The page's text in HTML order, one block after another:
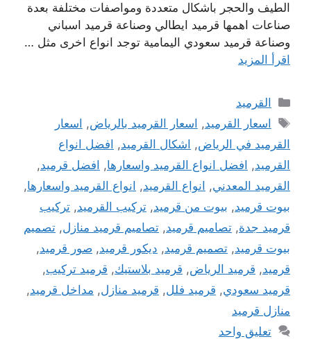
الطيف والحجر باشكال متعددة ومواصفات مختلفة بعدة
صناعات اهمها قرميد ايطالي وصناعة قرميد اسباني
وصناعة قرميد سعودي اليمامية توجد انواع اخرى مثل …
اقرأ المزيد
التصنيفات
القرميد
الوسوم
اسعار القرميد, اسعار القرميد بالرياض, اسعار
القرميد في الرياض, اشكال القرميد, افضل انواع
القرميد, افضل انواع القرميد واسعارها, افضل قرميد,
القرميد المعدني, انواع القرميد, انواع القرميد واسعارها,
بيوت قرميد, بيوت من قرميد, تركيب القرميد, تركيب
قرميد جدة, تصاميم قرميد, تصاميم قرميد منازل, تصميم
بيوت قرميد, تصميم قرميد, ديكور قرميد, صور قرميد,
قرميد, قرميد الرياض, قرميد بلاستيك, قرميد تركيب,
قرميد سعودي, قرميد فلل, قرميد منازل, مداخل قرميد,
منازل قرميد
تعليق واحد